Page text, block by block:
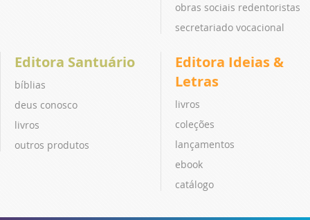
obras sociais redentoristas
secretariado vocacional
Editora Santuário
bíblias
deus conosco
livros
outros produtos
Editora Ideias &
Letras
livros
coleções
lançamentos
ebook
catálogo